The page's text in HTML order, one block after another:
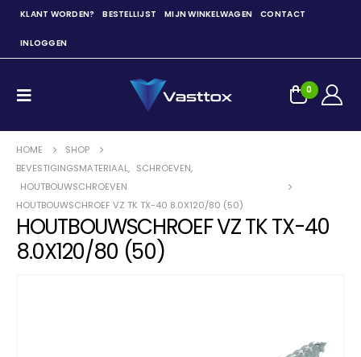
KLANT WORDEN? BESTELLIJST MIJN WINKELWAGEN CONTACT
INLOGGEN
0
HOME
SHOP
BEVESTIGINGSMATERIAAL, SCHROEVEN,
HOUTBOUWSCHROEVEN
HOUTBOUWSCHROEF VZ TK TX-40 8.0X120/80 (50)
HOUTBOUWSCHROEF VZ TK TX-40
8.0X120/80 (50)